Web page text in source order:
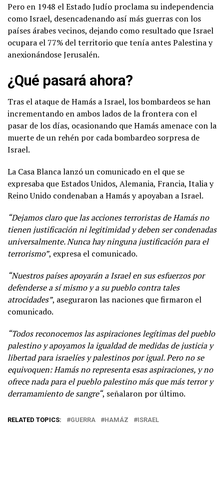
Pero en 1948 el Estado Judío proclama su independencia
como Israel, desencadenando así más guerras con los
países árabes vecinos, dejando como resultado que Israel
ocupara el 77% del territorio que tenía antes Palestina y
anexionándose Jerusalén.
¿Qué pasará ahora?
Tras el ataque de Hamás a Israel, los bombardeos se han
incrementando en ambos lados de la frontera con el
pasar de los días, ocasionando que Hamás amenace con la
muerte de un rehén por cada bombardeo sorpresa de
Israel.
La Casa Blanca lanzó un comunicado en el que se
expresaba que Estados Unidos, Alemania, Francia, Italia y
Reino Unido condenaban a Hamás y apoyaban a Israel.
“Dejamos claro que las acciones terroristas de Hamás no
tienen justificación ni legitimidad y deben ser condenadas
universalmente. Nunca hay ninguna justificación para el
terrorismo”, expresa el comunicado.
“Nuestros países apoyarán a Israel en sus esfuerzos por
defenderse a sí mismo y a su pueblo contra tales
atrocidades”, aseguraron las naciones que firmaron el
comunicado.
“Todos reconocemos las aspiraciones legítimas del pueblo
palestino y apoyamos la igualdad de medidas de justicia y
libertad para israelíes y palestinos por igual. Pero no se
equivoquen: Hamás no representa esas aspiraciones, y no
ofrece nada para el pueblo palestino más que más terror y
derramamiento de sangre“, señalaron por último.
RELATED TOPICS: GUERRA HAMÁZ ISRAEL